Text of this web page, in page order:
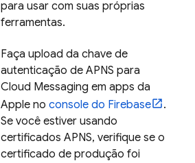
para usar com suas próprias
ferramentas.
Faça upload da chave de
autenticação de APNS para
Cloud Messaging em apps da
Apple no console do Firebase
.
Se você estiver usando
certificados APNS, verifique se o
certificado de produção foi